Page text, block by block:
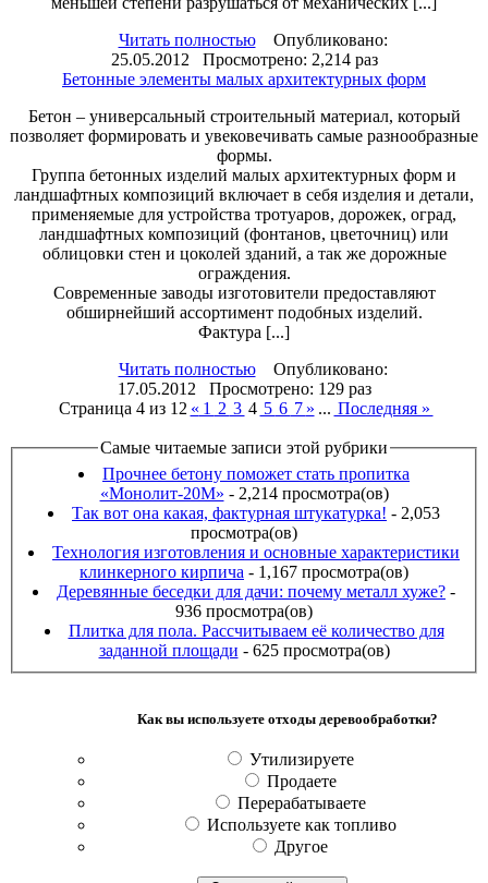
Читать полностьюОпубликовано:
25.05.2012 Просмотрено: 2,214 раз
Бетонные элементы малых архитектурных форм
Бетон – универсальный строительный материал, который
позволяет формировать и увековечивать самые разнообразные
формы.
Группа бетонных изделий малых архитектурных форм и
ландшафтных композиций включает в себя изделия и детали,
применяемые для устройства тротуаров, дорожек, оград,
ландшафтных композиций (фонтанов, цветочниц) или
облицовки стен и цоколей зданий, а так же дорожные
ограждения.
Современные заводы изготовители предоставляют
обширнейший ассортимент подобных изделий.
Фактура [...]
Читать полностьюОпубликовано:
17.05.2012 Просмотрено: 129 раз
Страница 4 из 12 « 1 2 3 4 5 6 7 » ... Последняя »
Самые читаемые записи этой рубрики
Прочнее бетону поможет стать пропитка
«Монолит-20М» - 2,214 просмотра(ов)
Так вот она какая, фактурная штукатурка! - 2,053
просмотра(ов)
Технология изготовления и основные характеристики
клинкерного кирпича - 1,167 просмотра(ов)
Деревянные беседки для дачи: почему металл хуже? -
936 просмотра(ов)
Плитка для пола. Рассчитываем её количество для
заданной площади - 625 просмотра(ов)
Как вы используете отходы деревообработки?
Утилизируете
Продаете
Перерабатываете
Используете как топливо
Другое